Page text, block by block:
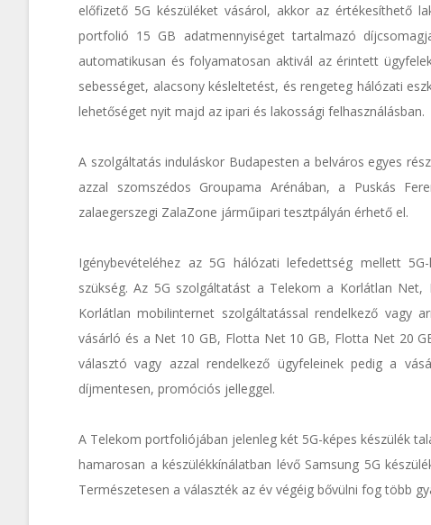
előfizető 5G készüléket vásárol, akkor az értékesíthető
portfolió 15 GB adatmennyiséget tartalmazó
automatikusan és folyamatosan aktivál az érintett
sebességet, alacsony késleltetést, és rengeteg hálózati
lehetőséget nyit majd az ipari és lakossági felhasználásban.
A szolgáltatás induláskor Budapesten a belváros egyes
azzal szomszédos Groupama Arénában, a Puskás
zalaegerszegi ZalaZone járműipari tesztpályán érhető el.
Igénybevételéhez az 5G hálózati lefedettség mellett
szükség. Az 5G szolgáltatást a Telekom a Korlátlan
Korlátlan mobilinternet szolgáltatással rendelkező vagy
vásárló és a Net 10 GB, Flotta Net 10 GB, Flotta Net 20
választó vagy azzal rendelkező ügyfeleinek pedig a
díjmentesen, promóciós jelleggel.
A Telekom portfoliójában jelenleg két 5G-képes készülék
hamarosan a készülékkínálatban lévő Samsung 5G
Természetesen a választék az év végéig bővülni fog több